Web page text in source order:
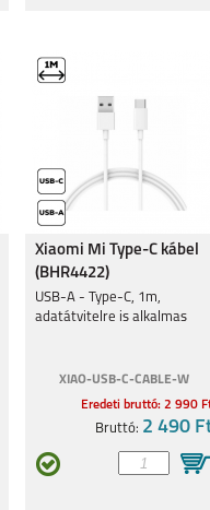
Xiaomi Mi Type-C kábel
(BHR4422)
USB-A - Type-C, 1m,
adatátvitelre is alkalmas
XIAO-USB-C-CABLE-W
Eredeti bruttó: 2 990
Bruttó: 2 490